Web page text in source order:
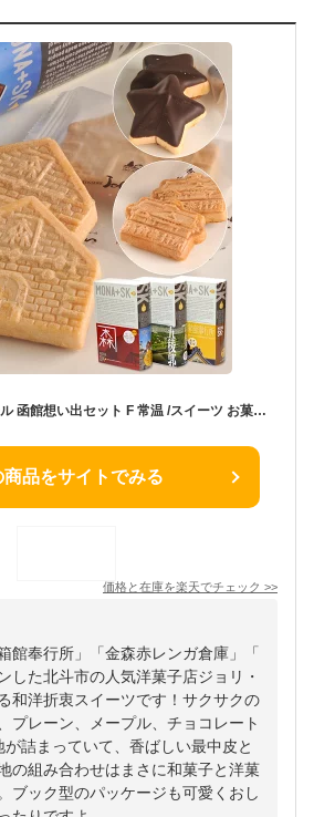
北海道 ジョリ・クレール 函館想い出セット F 常温 /スイーツ お菓子 最中 もなか モナスク 洋菓子 お取り寄せ 通販 プレゼント お中元 ギフト おすすめ /
商品をサイトでみる
価格と在庫を楽天でチェック >>
館奉行所」「金森赤レンガ倉庫」「
した北斗市の人気洋菓子店ジョリ・
和洋折衷スイーツです！サクサクの
プレーン、メープル、チョコレート
詰まっていて、香ばしい最中皮と
の組み合わせはまさに和菓子と洋菓
ブック型のパッケージも可愛くおし